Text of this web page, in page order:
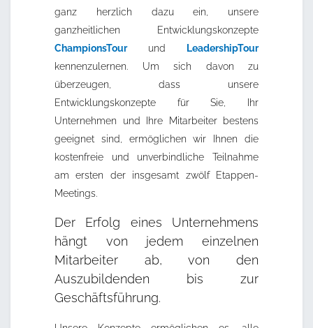
ganz herzlich dazu ein, unsere
ganzheitlichen Entwicklungskonzepte
ChampionsTourund
LeadershipTour
kennenzulernen. Um sich davon zu
überzeugen, dass unsere
Entwicklungskonzepte für Sie, Ihr
Unternehmen und Ihre Mitarbeiter bestens
geeignet sind, ermöglichen wir Ihnen die
kostenfreie und unverbindliche Teilnahme
am ersten der insgesamt zwölf Etappen-
Meetings.
Der Erfolg eines Unternehmens
hängt von jedem einzelnen
Mitarbeiter ab, von den
Auszubildenden bis zur
Geschäftsführung.